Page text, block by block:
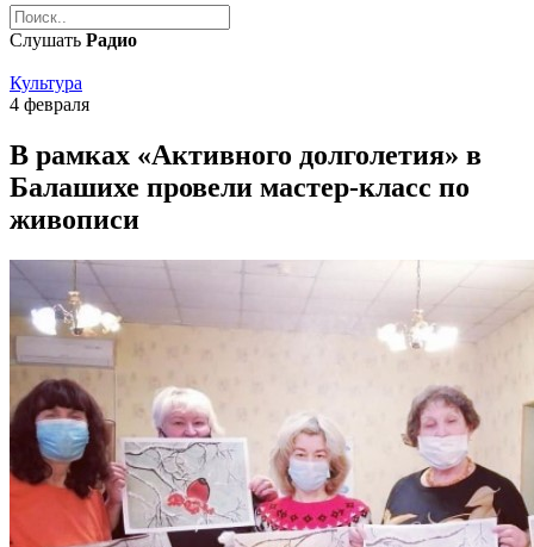
Слушать Радио
Культура
4 февраля
В рамках «Активного долголетия» в
Балашихе провели мастер-класс по
живописи